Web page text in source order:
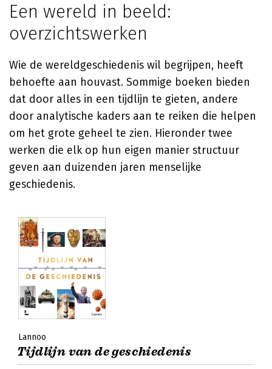
Een wereld in beeld:
overzichtswerken
Wie de wereldgeschiedenis wil begrijpen, heeft
behoefte aan houvast. Sommige boeken bieden
dat door alles in een tijdlijn te gieten, andere
door analytische kaders aan te reiken die helpen
om het grote geheel te zien. Hieronder twee
werken die elk op hun eigen manier structuur
geven aan duizenden jaren menselijke
geschiedenis.
Lannoo
Tijdlijn van de geschiedenis